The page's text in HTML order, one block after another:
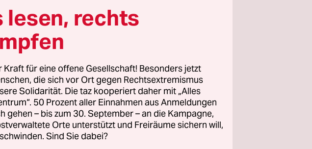
meisten wurden im
Bank of Ethiopia und
Humera führt (...) Sie
mit Stichwaffen wie
Tigray, die sich im Krieg
Die äthio­pische
November ein. Die von
von Zeugen, die
lesen, rechts
für eine offene Gesellschaft! Besonders jetzt
die sich vor Ort gegen Rechtsextremismus
Solidarität. Die taz kooperiert daher mit „Alles
50 Prozent aller Einnahmen aus Anmeldungen
gehen – bis zum 30. September – an die Kampagne,
Orte unterstützt und Freiräume sichern will,
Sind Sie dabei?